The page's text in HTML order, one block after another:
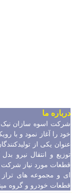
درباره ما
خود را آغاز نمود و با
عنوان یکی از
توزیع و انتقال نیرو
قطعات مورد نیاز شرکت
ای و مجموعه های تراز
قطعات خودرو و گروه